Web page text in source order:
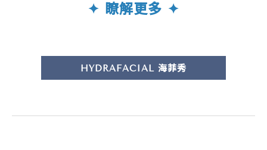
✦ 瞭解更多 ✦
HYDRAFACIAL 海菲秀